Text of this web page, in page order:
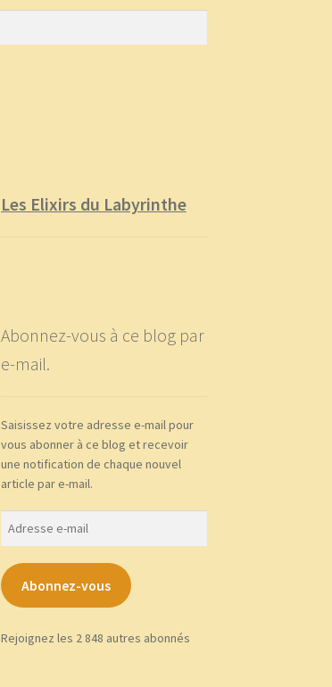
Les Elixirs du Labyrinthe
Abonnez-vous à ce blog par
e-mail.
Saisissez votre adresse e-mail pour
vous abonner à ce blog et recevoir
une notification de chaque nouvel
article par e-mail.
Abonnez-vous
Rejoignez les 2 848 autres abonnés